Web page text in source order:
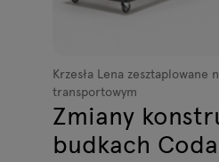
Krzesła Lena zesztaplowane
transportowym
Zmiany
budkach Coda